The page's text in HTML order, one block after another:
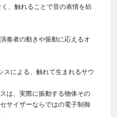
、触れることで音の表情を紡
奏者の動きや振動に応えるオ
スによる、触れて生まれるサウ
は、実際に振動する物体その
サイザーならではの電子制御